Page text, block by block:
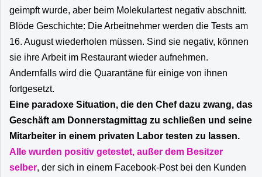
geimpft wurde, aber beim Molekulartest negativ abschnitt.
Blöde Geschichte: Die Arbeitnehmer werden die Tests am
16. August wiederholen müssen. Sind sie negativ, können
sie ihre Arbeit im Restaurant wieder aufnehmen.
Andernfalls wird die Quarantäne für einige von ihnen
fortgesetzt.
Eine paradoxe Situation, die den Chef dazu zwang, das
Geschäft am Donnerstagmittag zu schließen und seine
Mitarbeiter in einem privaten Labor testen zu lassen.
Alle wurden positiv getestet, außer dem Besitzer
selber, der sich in einem Facebook-Post bei den Kunden